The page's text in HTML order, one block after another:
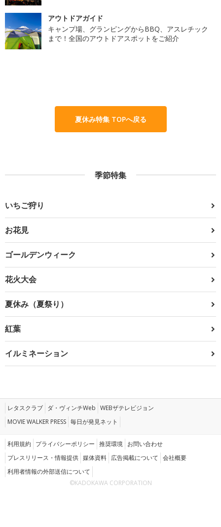
アウトドアガイド
キャンプ場、グランピングからBBQ、アスレチック
まで！全国のアウトドアスポットをご紹介
夏休み特集 TOPへ戻る
季節特集
いちご狩り
お花見
ゴールデンウィーク
花火大会
夏休み（夏祭り）
紅葉
イルミネーション
レタスクラブ ダ・ヴィンチWeb WEBザテレビジョン
MOVIE WALKER PRESS 毎日が発見ネット
利用規約 プライバシーポリシー 推奨環境 お問い合わせ
プレスリリース・情報提供 媒体資料 広告掲載について 会社概要
利用者情報の外部送信について
©KADOKAWA CORPORATION